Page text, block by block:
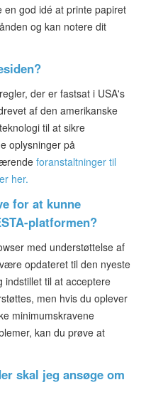
en god idé at printe papiret
og kan notere dit
der er fastsat i USA's
af den amerikanske
til at sikre
oplysninger på
foranstaltninger til
her.
for at kunne
platformen?
med understøttelse af
opdateret til den nyeste
indstillet til at acceptere
men hvis du oplever
minimumskravene
kan du prøve at
skal jeg ansøge om